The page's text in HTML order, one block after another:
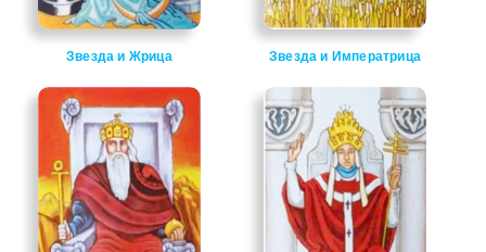
Звезда и Жрица Звезда и Императрица